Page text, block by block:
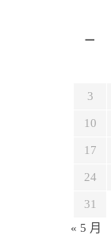
一
3
10
17
24
31
« 5 月